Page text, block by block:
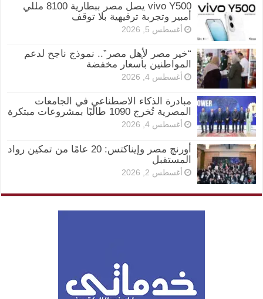
vivo Y500 يصل مصر ببطارية 8100 مللي
أمبير وتجربة ترفيهية بلا توقف
أغسطس 5, 2026
“خير مصر لأهل مصر”.. نموذج ناجح لدعم
المواطنين بأسعار مخفضة
أغسطس 4, 2026
مبادرة الذكاء الاصطناعي في الجامعات
المصرية تُخرج 1090 طالبًا بمشروعات مبتكرة
أغسطس 4, 2026
أورنچ مصر وإيناكتس: 20 عامًا من تمكين رواد
المستقبل
أغسطس 2, 2026